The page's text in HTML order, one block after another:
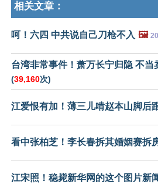
相关文章：
呵！六四 中共说自己刀枪不入 🖼️
台湾非常事件！萧万长宁归隐 不当
(39,160次)
江爱恨有加！薄三儿啃赵本山脚后
看中张柏芝！李长春拆其婚姻赛拆
江宋照！稳毙新华网的这个图片新